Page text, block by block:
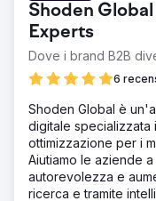
Shoden
Experts
Dove i brand B2B
6
Shoden Global è
digitale specializzata
ottimizzazione per i
Aiutiamo le aziende
autorevolezza e
ricerca e tramite